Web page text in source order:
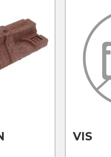
VIS